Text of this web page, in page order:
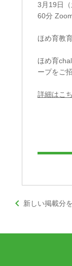
3月19日
60分
ほめ育教
ほめ育
ープをご
詳細はこ
keyboard_arrow_left新しい掲載分